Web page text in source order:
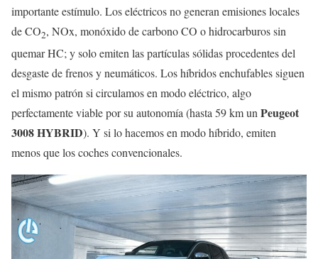
importante estímulo. Los eléctricos no generan emisiones locales
de CO2, NOx, monóxido de carbono CO o hidrocarburos sin
quemar HC; y solo emiten las partículas sólidas procedentes del
desgaste de frenos y neumáticos. Los híbridos enchufables siguen
el mismo patrón si circulamos en modo eléctrico, algo
perfectamente viable por su autonomía (hasta 59 km unPeugeot
3008 HYBRID). Y si lo hacemos en modo híbrido, emiten
menos que los coches convencionales.